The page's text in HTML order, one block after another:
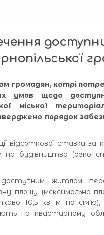
громадян, котрі
умов щодо
міської
порядок
відсоткової ставки за
будівництво
доступним житлом
площу (максимальна
10,5 кв. м на сім’ю),
на квартирному